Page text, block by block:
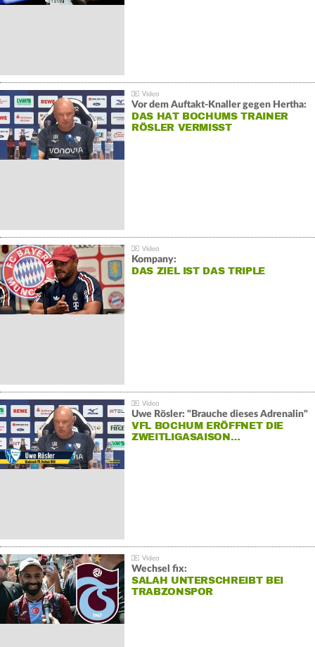
Vor dem Auftakt-Knaller gegen Hertha:
DAS HAT BOCHUMS TRAINER
RÖSLER VERMISST
Kompany:
DAS ZIEL IST DAS TRIPLE
Uwe Rösler: "Brauche dieses Adrenalin"
VFL BOCHUM ERÖFFNET DIE
ZWEITLIGASAISON…
Wechsel fix:
SALAH UNTERSCHREIBT BEI
TRABZONSPOR